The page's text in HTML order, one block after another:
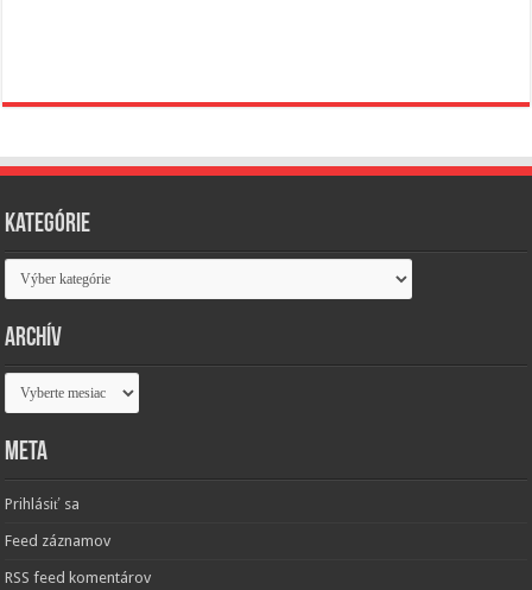
Kategórie
Kategórie
Archív
Archív
Meta
Prihlásiť sa
Feed záznamov
RSS feed komentárov